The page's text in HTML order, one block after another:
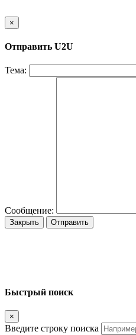
×
Отправить U2U
Тема:
Сообщение:
Закрыть Отправить
Быстрый поиск
×
Введите строку поиска